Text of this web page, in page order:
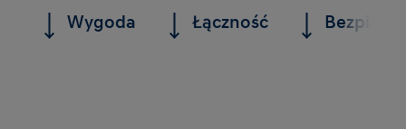
Wygoda Łączność